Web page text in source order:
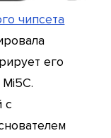
чипсета
его
с